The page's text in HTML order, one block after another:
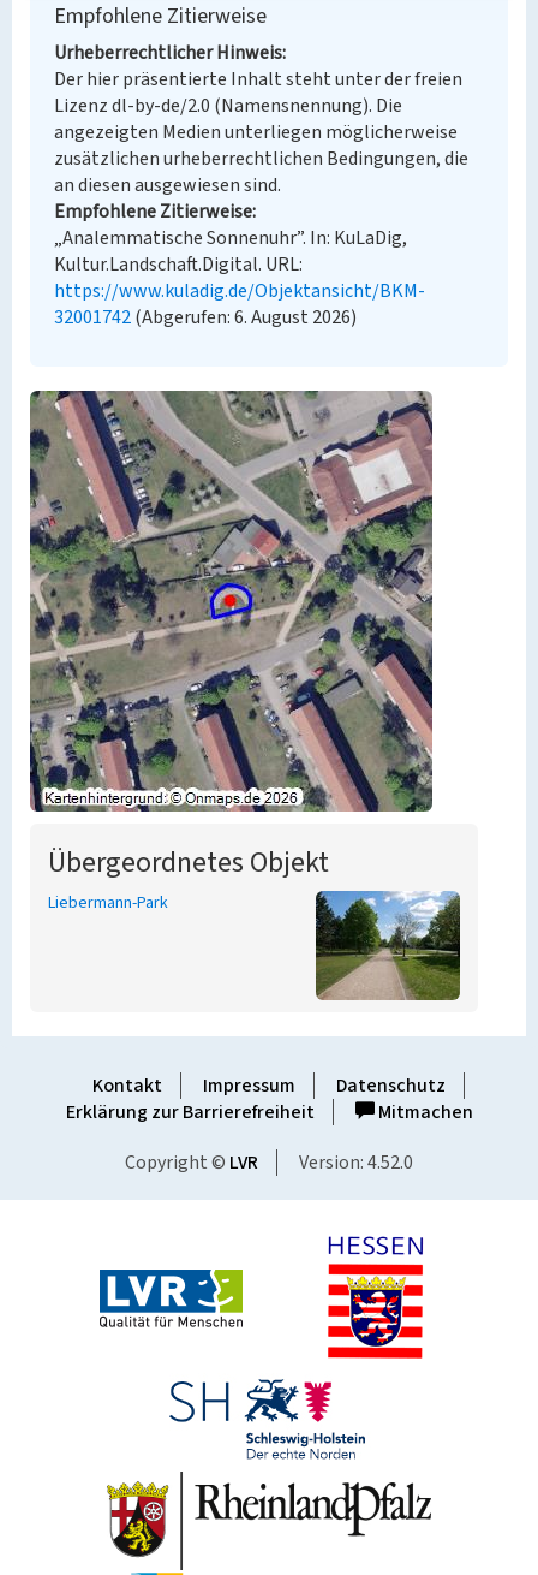
Empfohlene Zitierweise
Urheberrechtlicher Hinweis
Der hier präsentierte Inhalt steht unter der freien
Lizenz dl-by-de/2.0 (Namensnennung). Die
angezeigten Medien unterliegen möglicherweise
zusätzlichen urheberrechtlichen Bedingungen, die
an diesen ausgewiesen sind.
Empfohlene Zitierweise
„Analemmatische Sonnenuhr”. In: KuLaDig,
Kultur.Landschaft.Digital. URL:
https://www.kuladig.de/Objektansicht/BKM-
32001742(Abgerufen: 6. August 2026)
Übergeordnetes Objekt
Liebermann-Park
Kontakt Impressum
Datenschutz
Erklärung zur Barrierefreiheit
Mitmachen
Copyright © LVR Version: 4.52.0